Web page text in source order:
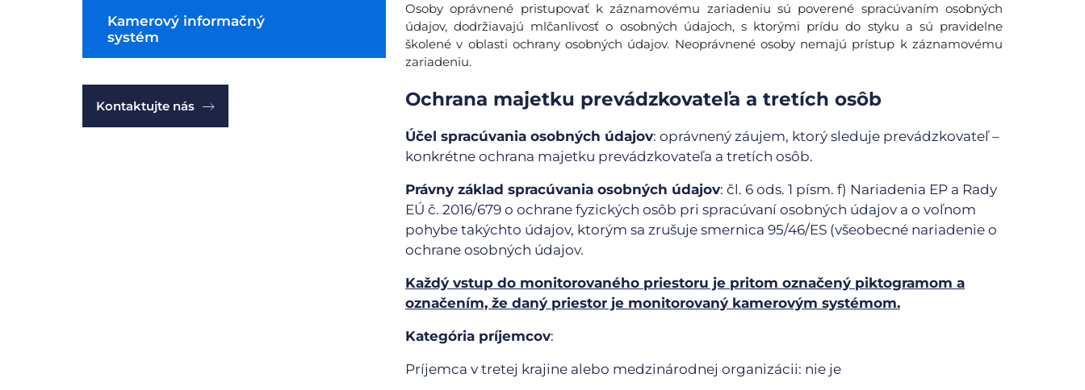
Kamerový informačný
systém
Kontaktujte nás
Osoby oprávnené pristupovať k záznamovému zariadeniu sú poverené spracúvaním osobných
údajov, dodržiavajú mlčanlivosť o osobných údajoch, s ktorými prídu do styku a sú pravidelne
školené v oblasti ochrany osobných údajov. Neoprávnené osoby nemajú prístup k záznamovému
zariadeniu.
Ochrana majetku prevádzkovateľa a tretích osôb
Účel spracúvania osobných údajov: oprávnený záujem, ktorý sleduje prevádzkovateľ –
konkrétne ochrana majetku prevádzkovateľa a tretích osôb.
Právny základ spracúvania osobných údajov: čl. 6 ods. 1 písm. f) Nariadenia EP a Rady
EÚ č. 2016/679 o ochrane fyzických osôb pri spracúvaní osobných údajov a o voľnom
pohybe takýchto údajov, ktorým sa zrušuje smernica 95/46/ES (všeobecné nariadenie o
ochrane osobných údajov.
Každý vstup do monitorovaného priestoru je pritom označený piktogramom a
označením, že daný priestor je monitorovaný kamerovým systémom.
Kategória príjemcov:
Príjemca v tretej krajine alebo medzinárodnej organizácii: nie je